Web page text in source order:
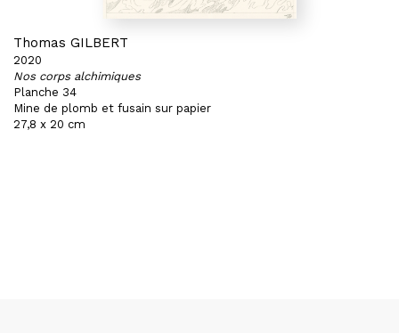
Thomas GILBERT
2020
Nos corps alchimiques
Planche 34
Mine de plomb et fusain sur papier
27,8 x 20 cm